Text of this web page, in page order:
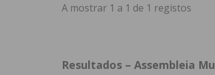
A mostrar 1 a 1 de 1 registos
Resultados – Assembleia